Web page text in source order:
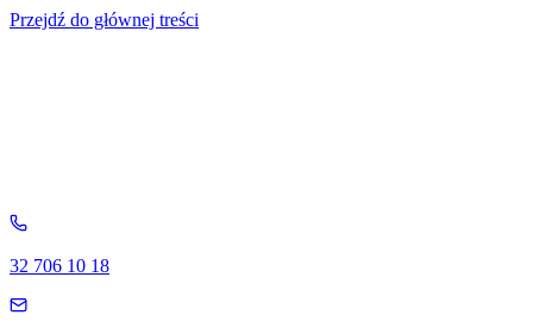
Przejdź do głównej treści
32 706 10 18